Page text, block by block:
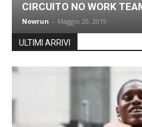
CIRCUITO NO WORK
Nowrun - Maggio 20, 2019
ULTIMI ARRIVI